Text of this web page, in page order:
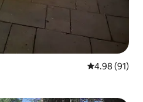
Calificación
4.98 (91)